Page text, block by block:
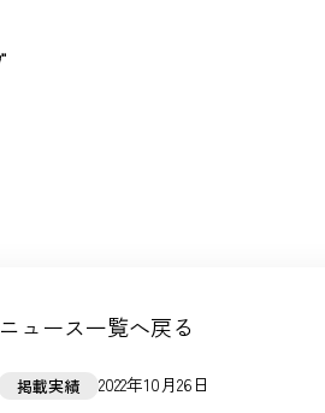
ニュース一覧へ戻る
掲載実績 2022年10月26日